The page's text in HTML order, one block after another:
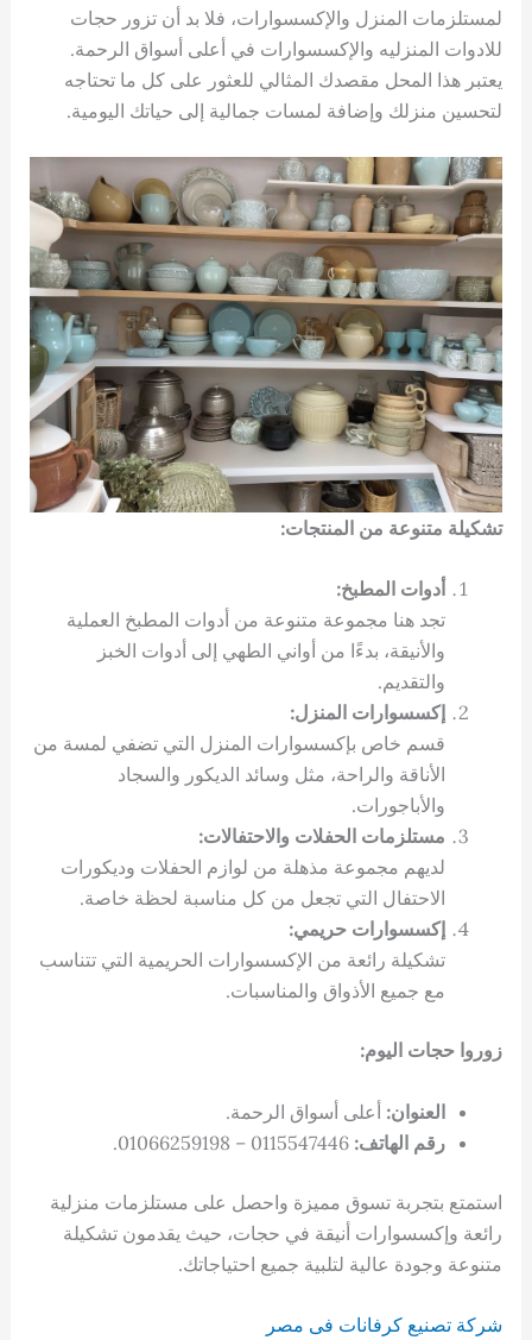
لمستلزمات المنزل والإكسسوارات، فلا بد أن تزور حجات
للادوات المنزليه والإكسسوارات في أعلى أسواق الرحمة.
يعتبر هذا المحل مقصدك المثالي للعثور على كل ما تحتاجه
لتحسين منزلك وإضافة لمسات جمالية إلى حياتك اليومية.
تشكيلة متنوعة من المنتجات:
أدوات المطبخ:
تجد هنا مجموعة متنوعة من أدوات المطبخ العملية
والأنيقة، بدءًا من أواني الطهي إلى أدوات الخبز
والتقديم.
إكسسوارات المنزل:
قسم خاص بإكسسوارات المنزل التي تضفي لمسة من
الأناقة والراحة، مثل وسائد الديكور والسجاد
والأباجورات.
مستلزمات الحفلات والاحتفالات:
لديهم مجموعة مذهلة من لوازم الحفلات وديكورات
الاحتفال التي تجعل من كل مناسبة لحظة خاصة.
إكسسوارات حريمي:
تشكيلة رائعة من الإكسسوارات الحريمية التي تتناسب
مع جميع الأذواق والمناسبات.
زوروا حجات اليوم:
العنوان: أعلى أسواق الرحمة.
رقم الهاتف:
استمتع بتجربة تسوق مميزة واحصل على مستلزمات منزلية
رائعة وإكسسوارات أنيقة في حجات، حيث يقدمون تشكيلة
متنوعة وجودة عالية لتلبية جميع احتياجاتك.
شركة تصنيع كرفانات فى مصر